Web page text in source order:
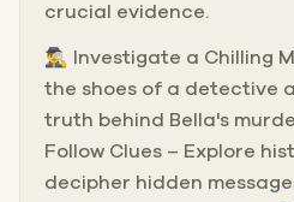
crucial evidence.
🕵️‍♂️ Investigate a Chilling
the shoes of a detective
truth behind Bella's
Follow Clues – Explore
decipher hidden